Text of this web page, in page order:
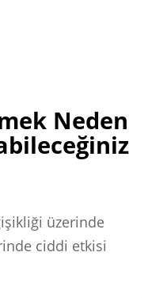
Neden
üzerinde
ciddi etkisi